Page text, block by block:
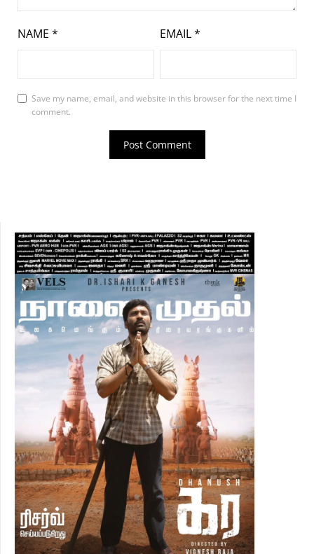
NAME * EMAIL*
Save my name, email, and website in this browser for the next time I
comment.